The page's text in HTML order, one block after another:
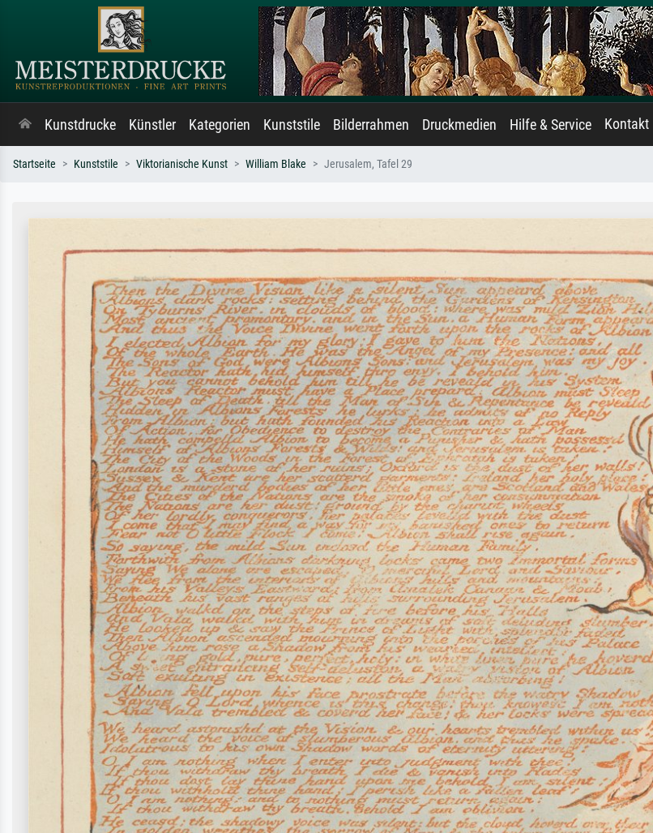
Kunstdrucke Künstler Kategorien Kunststile Bilderrahmen Druckmedien Hilfe & Service Kontakt
Startseite Kunststile Viktorianische Kunst William Blake Jerusalem, Tafel 29